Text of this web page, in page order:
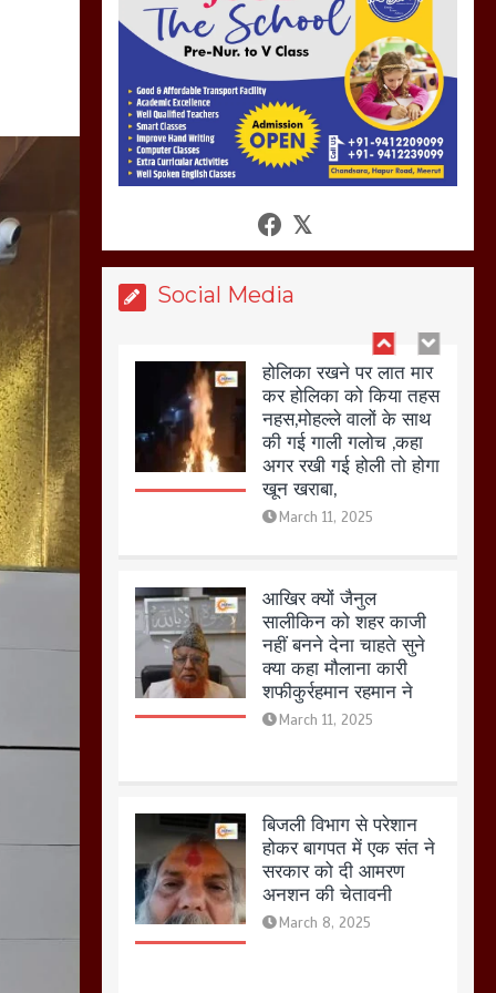
Social Media
हो रहा वायरल
March 6, 2025
होलिका रखने पर लात मार
कर होलिका को किया तहस
की गई गाली गलोच ,कहा
अगर रखी गई होली तो होगा
खून खराबा,
March 11, 2025
आखिर क्यों जैनुल
सालीकिन को शहर काजी
नहीं बनने देना चाहते सुने
क्या कहा मौलाना कारी
शफीकुर्रहमान रहमान ने
March 11, 2025
बिजली विभाग से परेशान
होकर बागपत में एक संत ने
सरकार को दी आमरण
अनशन की चेतावनी
March 8, 2025
मेरठ सुराजकुंड शमशान
घाट में चिता से अस्थि
उठाकर खाते कुत्ते का
वीडियो इंटरनेट पर जमकर
हो रहा वायरल